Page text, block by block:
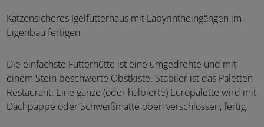
Katzensicheres Igelfutterhaus mit Labyrintheingängen im
Eigenbau fertigen
Die einfachste Futterhütte ist eine umgedrehte und mit
einem Stein beschwerte Obstkiste. Stabiler ist das Paletten-
Restaurant: Eine ganze (oder halbierte) Europalette wird mit
Dachpappe oder Schweißmatte oben verschlossen, fertig.